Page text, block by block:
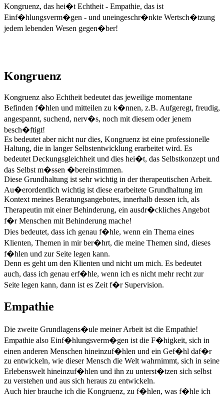
Kongruenz, das hei�t Echtheit - Empathie, das ist
Einf�hlungsverm�gen - und uneingeschr�nkte Wertsch�tzung
jedem lebenden Wesen gegen�ber!
Kongruenz
Kongruenz also Echtheit bedeutet das jeweilige momentane
Befinden f�hlen und mitteilen zu k�nnen, z.B. Aufgeregt, freudig,
angespannt, suchend, nerv�s, noch mit diesem oder jenem
besch�ftigt!
Es bedeutet aber nicht nur dies, Kongruenz ist eine professionelle
Haltung, die in langer Selbstentwicklung erarbeitet wird. Es
bedeutet Deckungsgleichheit und dies hei�t, das Selbstkonzept und
das Selbst m�ssen �bereinstimmen.
Diese Grundhaltung ist sehr wichtig in der therapeutischen Arbeit.
Au�erordentlich wichtig ist diese erarbeitete Grundhaltung im
Kontext meines Beratungsangebotes, innerhalb dessen ich, als
Therapeutin mit einer Behinderung, ein ausdr�ckliches Angebot
f�r Menschen mit Behinderung mache!
Dies bedeutet, dass ich genau f�hle, wenn ein Thema eines
Klienten, Themen in mir ber�hrt, die meine Themen sind, dieses
f�hlen und zur Seite legen kann.
Denn es geht um den Klienten und nicht um mich. Es bedeutet
auch, dass ich genau erf�hle, wenn ich es nicht mehr recht zur
Seite legen kann, dann ist es Zeit f�r Supervision.
Empathie
Die zweite Grundlagens�ule meiner Arbeit ist die Empathie!
Empathie also Einf�hlungsverm�gen ist die F�higkeit, sich in
einen anderen Menschen hineinzuf�hlen und ein Gef�hl daf�r
zu entwickeln, wie dieser Mensch die Welt wahrnimmt, sich in seine
Erlebenswelt hineinzuf�hlen und ihn zu unterst�tzen sich selbst
zu verstehen und aus sich heraus zu entwickeln.
Auch hier brauche ich die Kongruenz, zu f�hlen, was f�hle ich